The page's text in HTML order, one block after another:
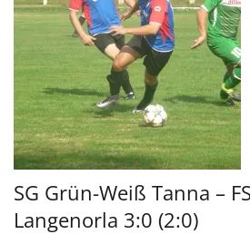
SG Grün-Weiß Tanna –
Langenorla 3:0 (2:0)